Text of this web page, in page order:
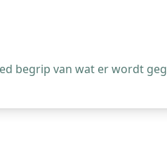
begrip van wat er wordt